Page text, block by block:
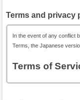
Terms and privacy
In the event of any conflict
Terms, the Japanese
Terms of
General Rule